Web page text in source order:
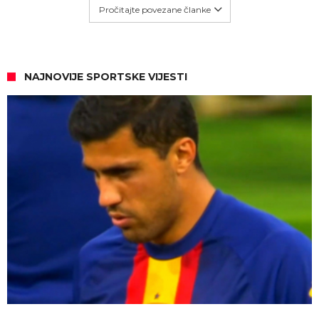
Pročitajte povezane članke
NAJNOVIJE SPORTSKE VIJESTI